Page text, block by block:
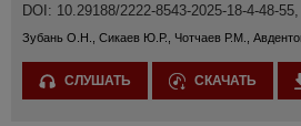
DOI: 10.29188/2222-8543-2025-18-4-48-
Зубань О.Н., Сикаев Ю.Р., Чотчаев Р.М.,
СЛУШАТЬ СКАЧАТЬ